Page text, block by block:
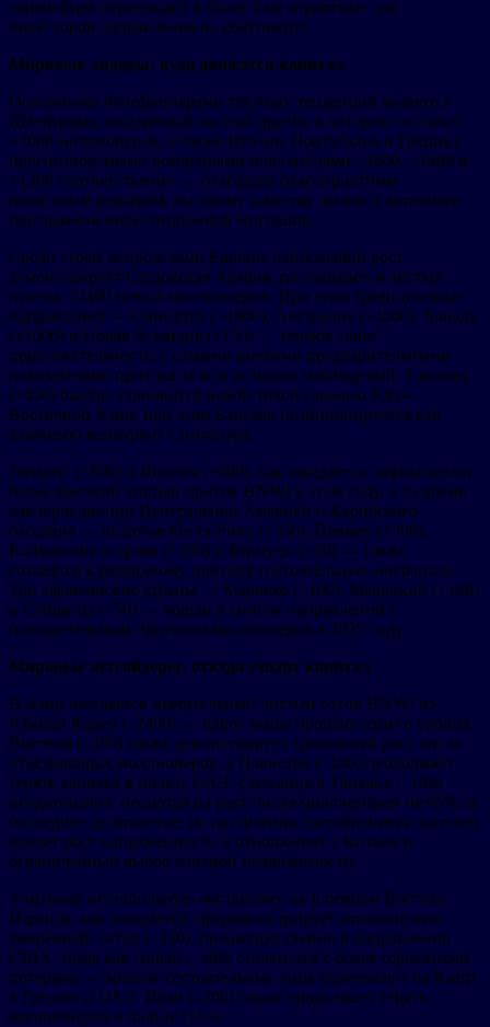
европейцев переезжают в более благоприятные для
инвесторов направления на континенте.
Мировые лидеры: куда движется капитал
Основными бенефициарами текущих тенденций являются
Швейцария, ожидаемый чистый приток в которую составит
+3000 миллионеров, а также Италия, Португалия и Греция с
прогнозируемыми рекордными показателями +3600, +1400 и
+1200 соответственно — благодаря благоприятным
налоговым режимам, высокому качеству жизни и активным
программам инвестиционной миграции.
Среди стран за пределами Европы наибольший рост
демонстрирует Саудовская Аравия, где ожидается чистый
приток +2400 новых миллионеров. При этом традиционные
направления — Сингапур (+1600), Австралия (+1000), Канада
(+1000) и Новая Зеландия (+150) — теряют свою
привлекательность, с самыми низкими предварительными
показателями притока за всю историю наблюдений. Таиланд
(+450) быстро становится новой тихой гаванью Юго-
Восточной Азии, при этом Бангкок позиционируется как
ключевой конкурент Сингапуру.
Гонконг (+800) и Япония (+600), как ожидается, зафиксируют
более высокий чистый приток HNWI в этом году, в то время
как юрисдикции Центральной Америки и Карибского
бассейна — включая Коста-Рику (+350), Панаму (+300),
Каймановы острова (+200) и Бермуды (+50) — также
готовятся к рекордному притоку состоятельных мигрантов.
Три африканские страны — Марокко (+100), Маврикий (+100)
и Сейшелы (+50) — вошли в список направлений с
положительным притоком миллионеров в 2025 году.
Мировые аутсайдеры: откуда уходит капитал
В Азии ожидается значительный чистый отток HNWI из
Южной Кореи (–2400) — вдвое выше прошлогоднего уровня.
Вьетнам (–300) также демонстрирует тревожный рост числа
отъезжающих миллионеров, а Пакистан (–100) продолжает
терять капитал в пользу ОАЭ. Ситуация в Тайване (–100)
неоднозначна: несмотря на рост числа миллионеров на 65% за
последнее десятилетие, на настроения состоятельных жителей
влияет рост напряженности в отношениях с Китаем и
ограниченный выбор элитной недвижимости.
Учитывая нестабильную обстановку на Ближнем Востоке,
Израиль, как ожидается, продемонстрирует относительно
умеренный отток (–350), преимущественно в направлении
США, тогда как Ливан (–200) столкнется с более серьезными
потерями — многие состоятельные лица переезжают на Кипр,
в Грецию и ОАЭ. Иран (–200) также продолжает терять
миллионеров в пользу ОАЭ.